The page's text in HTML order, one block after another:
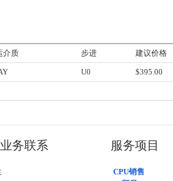
介质 步进 建议价格
U0 $395.00
务联系 服务项目
CPU销售